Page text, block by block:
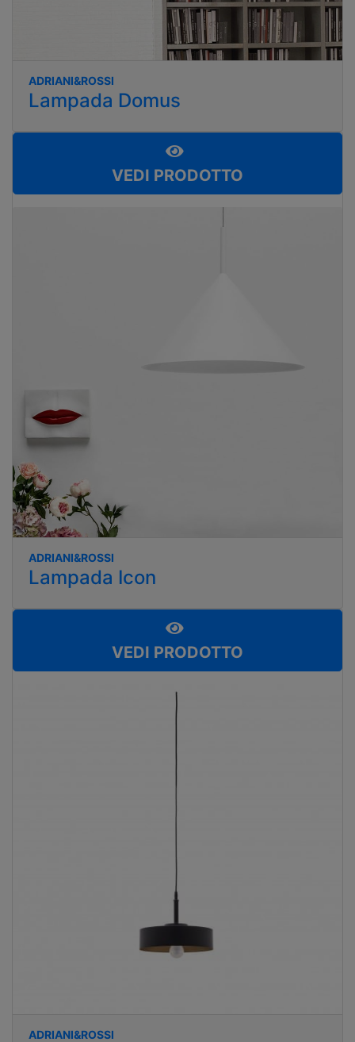
ADRIANI&ROSSI
Lampada Domus
VEDI PRODOTTO
ADRIANI&ROSSI
Lampada Icon
VEDI PRODOTTO
ADRIANI&ROSSI